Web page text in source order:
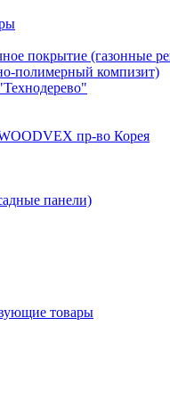
покрытие (газонные
полимерный компизит)
пр-во Корея
панели)
товары